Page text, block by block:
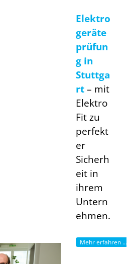
Elektro
geräte
prüfun
g in
Stuttga
rt– mit
Elektro
Fit zu
perfekt
er
Sicherh
eit in
ihrem
Untern
ehmen.
Mehr erfahren ...